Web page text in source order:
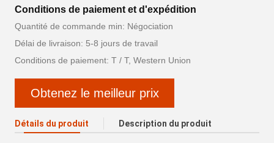
Conditions de paiement et d'expédition
Quantité de commande min: Négociation
Délai de livraison: 5-8 jours de travail
Conditions de paiement: T / T, Western Union
Obtenez le meilleur prix
Détails du produit Description du produit